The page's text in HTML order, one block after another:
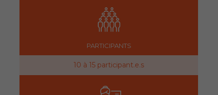
PARTICIPANTS
10 à 15 participant.e.s